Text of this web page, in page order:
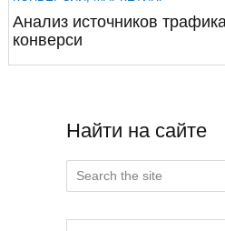
Анализ источников
конверси
Найти на сайте